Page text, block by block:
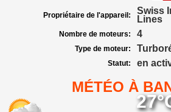
Propriétaire de l'appareil:
Swiss
Lines
Nombre de moteurs: 4
Type de moteur:
Statut: en
MÉTÉO À